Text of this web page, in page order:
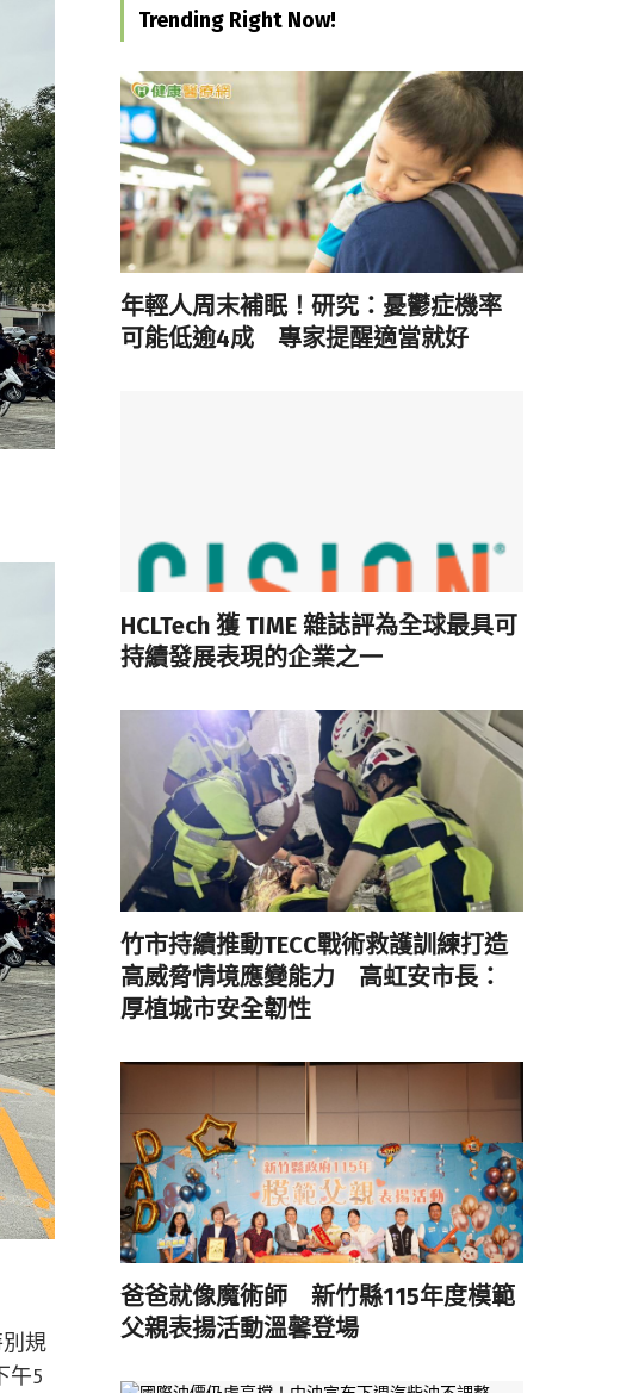
規
午5
Trending Right Now!
年輕人周末補眠！研究：憂鬱症機率
可能低逾4成 專家提醒適當就好
HCLTech 獲 TIME 雜誌評為全球最具可
持續發展表現的企業之一
竹市持續推動TECC戰術救護訓練打造
高威脅情境應變能力 高虹安市長：
厚植城市安全韌性
爸爸就像魔術師 新竹縣115年度模範
父親表揚活動溫馨登場